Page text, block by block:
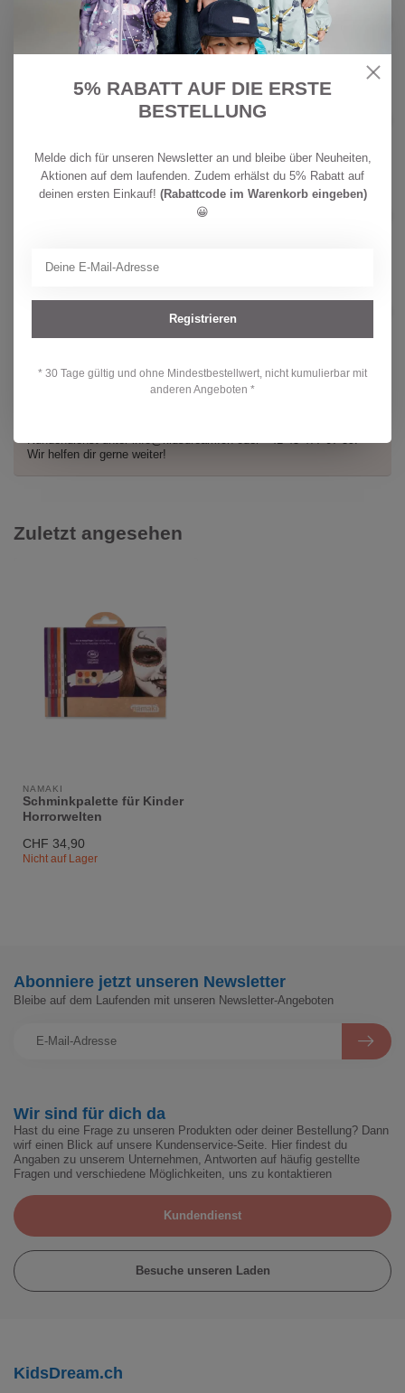
Namaki Schminkpalette für Kinder
Ninja & Superhero
Auf Lager
CHF
16,90
NAMAKI
Namaki Schminkpalette für Kinder
NAMAKI
Namaki Schminkpalette für Kinder
Namaki Schminkpalette für Kinder
CHF
Kundendienst unterinfo@kidsdream.choder +41 43 477 07 39.
Wir helfen dir gerne weiter!
Zuletzt angesehen
NAMAKI
Schminkpalette für Kinder
Horrorwelten
CHF 34,90
Nicht auf Lager
Wir sind für dich da
Hast du eine Frage zu unseren Produkten oder deiner Bestellung? Dann
wirf einen Blick auf unsere Kundenservice-Seite. Hier findest du
Angaben zu unserem Unternehmen, Antworten auf häufig gestellte
Fragen und verschiedene Möglichkeiten, uns zu kontaktieren
Kundendienst
Besuche unseren Laden
Abonniere jetzt unseren Newsletter
Bleibe auf dem Laufenden mit unseren Newsletter-Angeboten
KidsDream.ch
5% RABATT AUF DIE ERSTE
BESTELLUNG
Melde dich für unseren Newsletter an und bleibe über Neuheiten,
Aktionen auf dem laufenden. Zudem erhälst du 5% Rabatt auf
deinen ersten Einkauf! (Rabattcode im Warenkorb eingeben)
😀
Registrieren
* 30 Tage gültig und ohne Mindestbestellwert, nicht kumulierbar mit
anderen Angeboten *